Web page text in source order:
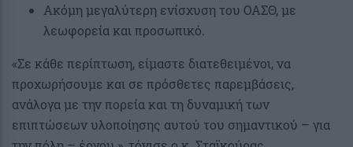
Ακόμη μεγαλύτερη ενίσχυση του ΟΑΣΘ, με
λεωφορεία και προσωπικό.
«Σε κάθε περίπτωση, είμαστε διατεθειμένοι, να
προχωρήσουμε και σε πρόσθετες παρεμβάσεις,
ανάλογα με την πορεία και τη δυναμική των
επιπτώσεων υλοποίησης αυτού του σημαντικού – για